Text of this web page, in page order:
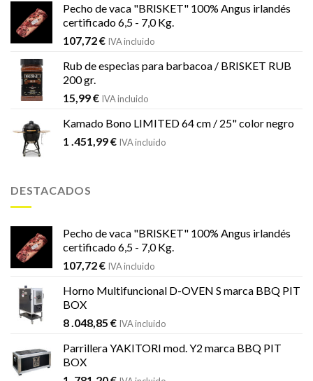
Pecho de vaca "BRISKET" 100% Angus irlandés
certificado 6,5 - 7,0 Kg.
107,72€ IVA incluido
Rub de especias para barbacoa / BRISKET RUB
200 gr.
15,99€ IVA incluido
Kamado Bono LIMITED 64 cm / 25" color negro
1 .451,99€ IVA incluido
DESTACADOS
Pecho de vaca "BRISKET" 100% Angus irlandés
certificado 6,5 - 7,0 Kg.
107,72€ IVA incluido
Horno Multifuncional D-OVEN S marca BBQ PIT
BOX
8 .048,85 € IVA incluido
Parrillera YAKITORI mod. Y2 marca BBQ PIT
BOX